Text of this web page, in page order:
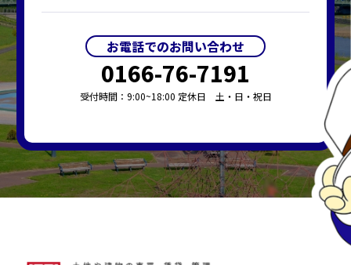
お電話でのお問い合わせ
0166-76-7191
受付時間：9:00~18:00 定休日 土・日・祝日